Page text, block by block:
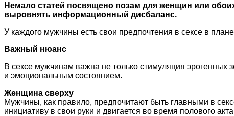
Немало статей посвящено позам для женщин или
выровнять информационный дисбаланс.
У каждого мужчины есть свои предпочтения в сексе в
Важный нюанс
В сексе мужчинам важна не только стимуляция
и эмоциональным состоянием.
Женщина сверху
Мужчины, как правило, предпочитают быть главными в
инициативу в свои руки и двигается во время полового